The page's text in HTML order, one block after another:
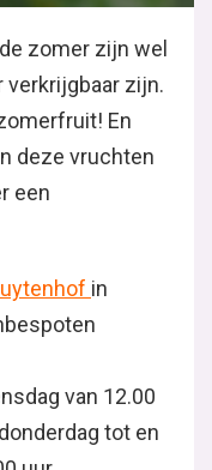
zomer zijn wel
zijn.
En
deze vruchten
een
in
van 12.00
tot en